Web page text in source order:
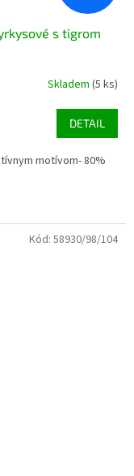
s tigrom
Skladem (5 ks)
DETAIL
motívom- 80%
Kód: 58930/98/104